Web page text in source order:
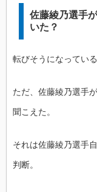
佐藤綾乃選手
いた？
転びそうになってい
ただ、佐藤綾乃選手
聞こえた。
それは佐藤綾乃選手
判断。